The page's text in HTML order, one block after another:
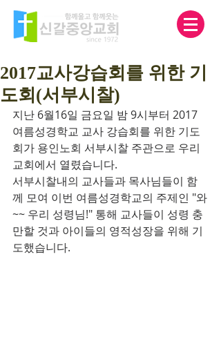
2017교사강습회를 위한 기
도회(서부시찰)
지난 6월16일 금요일 밤 9시부터 2017
여름성경학교 교사 강습회를 위한 기도
회가 용인노회 서부시찰 주관으로 우리
교회에서 열렸습니다.
서부시찰내의 교사들과 목사님들이 함
께 모여 이번 여름성경학교의 주제인 "와
~~ 우리 성령님!" 통해 교사들이 성령 충
만할 것과 아이들의 영적성장을 위해 기
도했습니다.